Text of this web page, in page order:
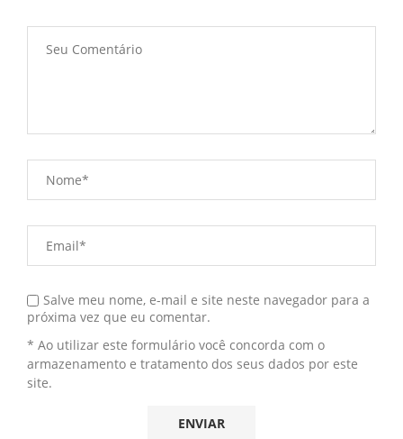
Salve meu nome, e-mail e site neste navegador para a
próxima vez que eu comentar.
* Ao utilizar este formulário você concorda com o
armazenamento e tratamento dos seus dados por este
site.